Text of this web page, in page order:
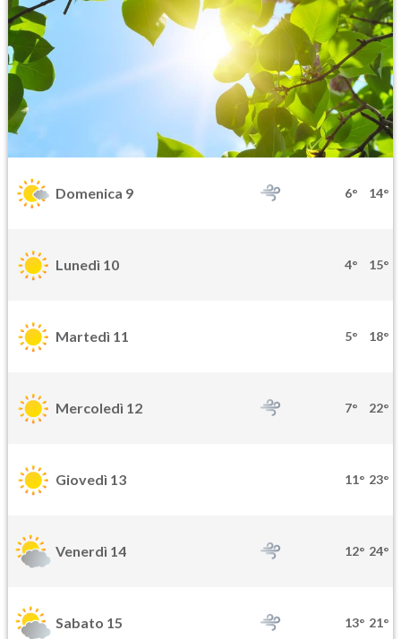
Domenica 9 6° 14°
Lunedì 10 4° 15°
Martedì 11 5° 18°
Mercoledì 12 7° 22°
Giovedì 13 11° 23°
Venerdì 14 12° 24°
Sabato 15 13° 21°